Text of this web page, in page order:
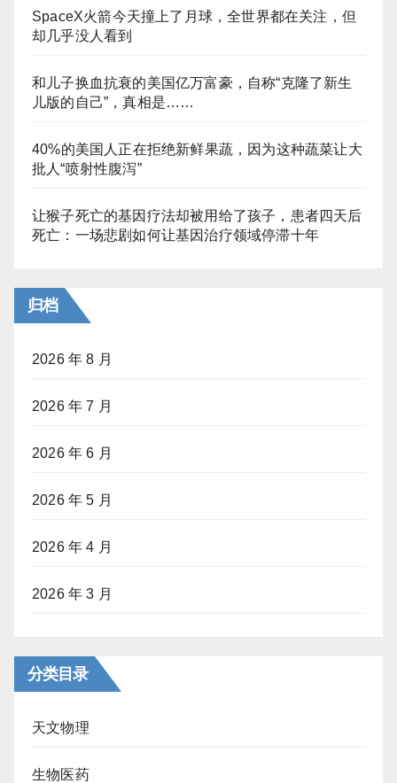
SpaceX火箭今天撞上了月球，全世界都在关注，但
却几乎没人看到
和儿子换血抗衰的美国亿万富豪，自称“克隆了新生
儿版的自己”，真相是……
40%的美国人正在拒绝新鲜果蔬，因为这种蔬菜让大
批人“喷射性腹泻”
让猴子死亡的基因疗法却被用给了孩子，患者四天后
死亡：一场悲剧如何让基因治疗领域停滞十年
归档
2026 年 8 月
2026 年 7 月
2026 年 6 月
2026 年 5 月
2026 年 4 月
2026 年 3 月
分类目录
天文物理
生物医药